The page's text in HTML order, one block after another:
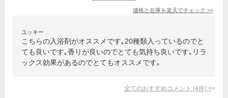
価格と在庫を楽天でチェック >>
ユッキー
こちらの入浴剤がオススメです｡20種類入っているのでと
ても良いです｡香りが良いのでとても気持ち良いです｡リラ
ックス効果があるのでとてもオススメです｡
全てのおすすめコメント (4件) >